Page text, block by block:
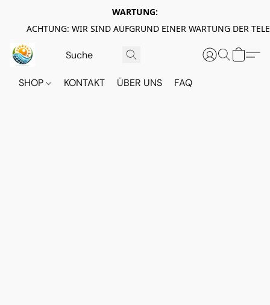
WARTUNG:
ACHTUNG: WIR SIND AUFGRUND EINER WARTUNG DER
SHOP KONTAKT ÜBER UNS FAQ